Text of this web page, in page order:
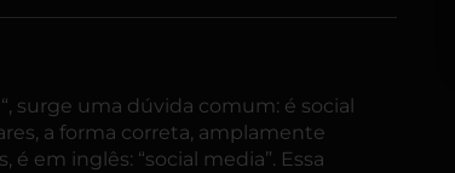
“, surge uma dúvida comum: é social
a forma correta, amplamente
em inglês: “social media”. Essa